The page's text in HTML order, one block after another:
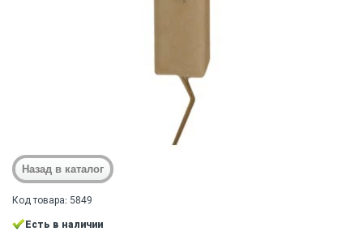
Код товара: 5849
Есть в наличии